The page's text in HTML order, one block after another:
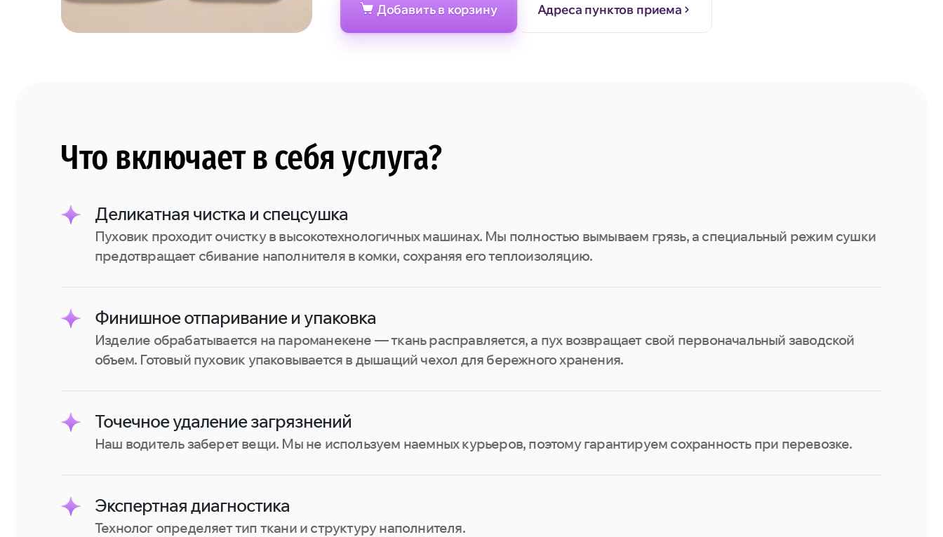
Добавить в корзину Адреса пунктов приема
Что включает в себя услуга?
Деликатная чистка и спецсушка
Пуховик проходит очистку в высокотехнологичных машинах. Мы полностью вымываем грязь, а специальный режим сушки
предотвращает сбивание наполнителя в комки, сохраняя его теплоизоляцию.
Финишное отпаривание и упаковка
Изделие обрабатывается на пароманекене — ткань расправляется, а пух возвращает свой первоначальный заводской
объем. Готовый пуховик упаковывается в дышащий чехол для бережного хранения.
Точечное удаление загрязнений
Наш водитель заберет вещи. Мы не используем наемных курьеров, поэтому гарантируем сохранность при перевозке.
Экспертная диагностика
Технолог определяет тип ткани и структуру наполнителя.